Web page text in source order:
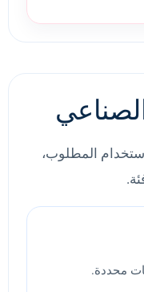
المطلوب،
محددة.